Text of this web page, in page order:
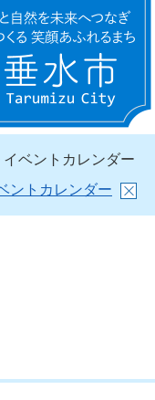
水市
ベントカレンダー
ントカレンダー